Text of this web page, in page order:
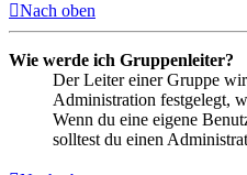
Nach oben
Wie werde ich Gruppenleiter?
Der Leiter einer Gruppe
Administration festgelegt,
Wenn du eine eigene
solltest du einen